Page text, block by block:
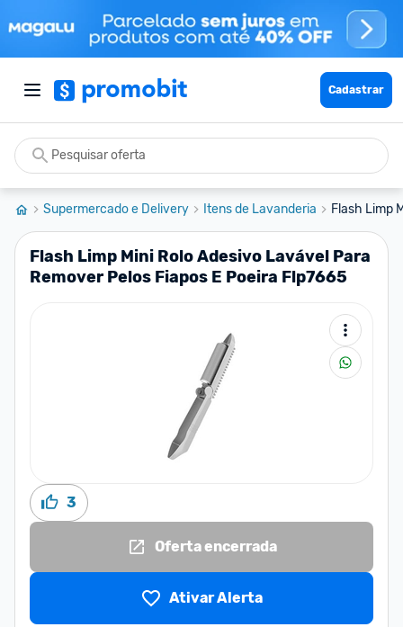
Cadastrar
Supermercado e Delivery Itens de Lavanderia Flash Limp
Flash Limp Mini Rolo Adesivo Lavável Para
Remover Pelos Fiapos E Poeira Flp7665
3
Oferta encerrada
Ativar Alerta